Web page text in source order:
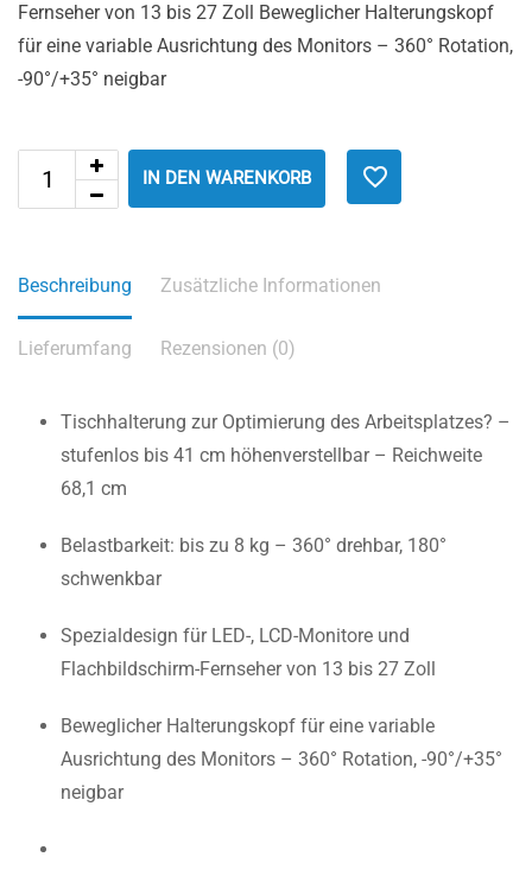
Fernseher von 13 bis 27 Zoll Beweglicher Halterungskopf
für eine variable Ausrichtung des Monitors – 360° Rotation,
-90°/+35° neigbar
IN DEN WARENKORB
Beschreibung Zusätzliche Informationen
Lieferumfang Rezensionen (0)
Tischhalterung zur Optimierung des Arbeitsplatzes? –
stufenlos bis 41 cm höhenverstellbar – Reichweite
68,1 cm
Belastbarkeit: bis zu 8 kg – 360° drehbar, 180°
schwenkbar
Spezialdesign für LED-, LCD-Monitore und
Flachbildschirm-Fernseher von 13 bis 27 Zoll
Beweglicher Halterungskopf für eine variable
Ausrichtung des Monitors – 360° Rotation, -90°/+35°
neigbar